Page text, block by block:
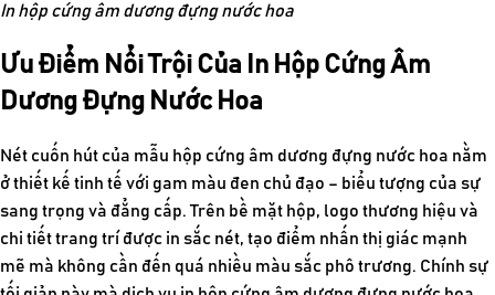
In hộp cứng âm dương đựng nước hoa
Ưu Điểm Nổi Trội Của In Hộp Cứng Âm
Dương Đựng Nước Hoa
Nét cuốn hút của mẫu hộp cứng âm dương đựng nước hoa nằm
ở thiết kế tinh tế với gam màu đen chủ đạo – biểu tượng của sự
sang trọng và đẳng cấp. Trên bề mặt hộp, logo thương hiệu và
chi tiết trang trí được in sắc nét, tạo điểm nhấn thị giác mạnh
mẽ mà không cần đến quá nhiều màu sắc phô trương. Chính sự